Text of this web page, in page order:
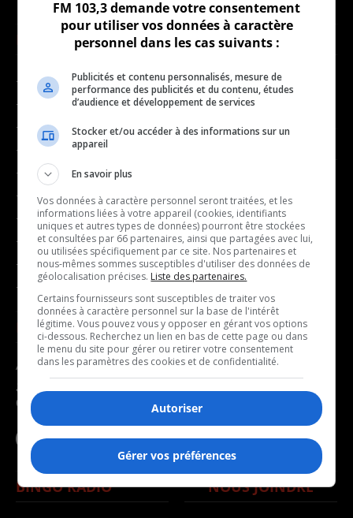
NOUVELLES
- Affaires municipales
- Communauté / Social
- Culture
- Économie
- Éducation
- Environnement
- Faits divers
- Santé et bien-être
- Sports
- Transport / Circulation
ÉMISSIONS
Avec la participation du
gouvernement du
Canada
MUSIQUE
- Décompte franco
- Joué récemment
- Art de vivre
- Bien-être
- Emploi
- Finances
- Infos citoyennes
- Loisirs
- Musique
- Politique
- Santé
- Société
- Sports
BINGO RADIO NOUS JOINDRE
FM 103,3 demande votre consentement
pour utiliser vos données à caractère
personnel dans les cas suivants :
Publicités et contenu personnalisés, mesure de
performance des publicités et du contenu, études
d’audience et développement de services
Stocker et/ou accéder à des informations sur un
appareil
En savoir plus
Vos données à caractère personnel seront traitées, et les
informations liées à votre appareil (cookies, identifiants
uniques et autres types de données) pourront être stockées
et consultées par 66 partenaires, ainsi que partagées avec lui,
ou utilisées spécifiquement par ce site. Nos partenaires et
nous-mêmes sommes susceptibles d'utiliser des données de
géolocalisation précises. Liste des partenaires.
Certains fournisseurs sont susceptibles de traiter vos
données à caractère personnel sur la base de l'intérêt
légitime. Vous pouvez vous y opposer en gérant vos options
ci-dessous. Recherchez un lien en bas de cette page ou dans
le menu du site pour gérer ou retirer votre consentement
dans les paramètres des cookies et de confidentialité.
Autoriser
Gérer vos préférences